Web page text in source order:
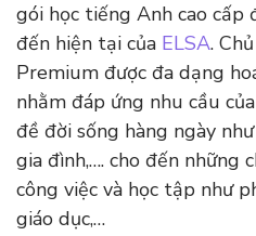
gói học tiếng Anh cao
đến hiện tại của ELSA.
Premium được đa dạng
nhằm đáp ứng nhu cầu
đề đời sống hàng ngày
gia đình,…. cho đến những
công việc và học tập như
giáo dục,…